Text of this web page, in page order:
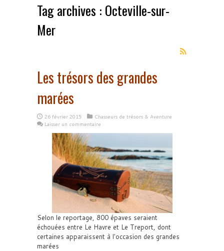
Tag archives : Octeville-sur-
Mer
Les trésors des grandes
marées
26 février 2015
Chasseurs de trésors & Aventure
Laisser un commentaire
Selon le reportage, 800 épaves seraient
échouées entre Le Havre et Le Treport, dont
certaines apparaissent à l'occasion des grandes
marées